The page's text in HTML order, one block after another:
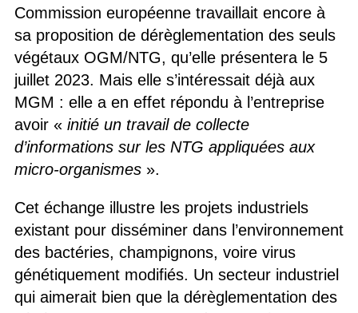
Commission européenne travaillait encore à
sa proposition de dérèglementation des seuls
végétaux OGM/NTG, qu’elle présentera le 5
juillet 2023. Mais elle s’intéressait déjà aux
MGM : elle a en effet répondu à l’entreprise
avoir « initié un travail de collecte
d’informations sur les NTG appliquées aux
micro-organismes».
Cet échange illustre les projets industriels
existant pour disséminer dans l’environnement
des bactéries, champignons, voire virus
génétiquement modifiés. Un secteur industriel
qui aimerait bien que la dérèglementation des